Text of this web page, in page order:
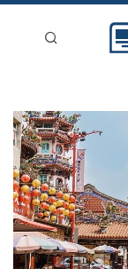
新聞稿分類
登入
刊登